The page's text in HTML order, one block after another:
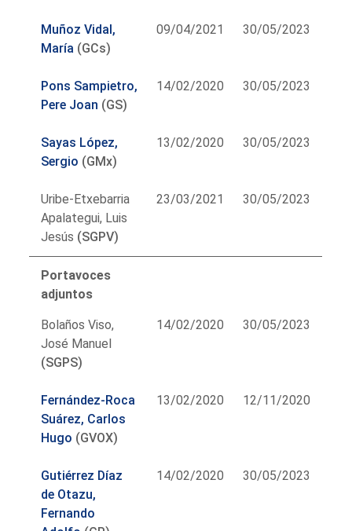
Muñoz Vidal,
María (GCs)
09/04/2021 30/05/2023
Pons Sampietro,
Pere Joan (GS)
14/02/2020 30/05/2023
Sayas López,
Sergio (GMx)
13/02/2020 30/05/2023
Uribe-Etxebarria
Apalategui, Luis
Jesús (SGPV)
23/03/2021 30/05/2023
Portavoces
adjuntos
Bolaños Viso,
José Manuel
(SGPS)
14/02/2020 30/05/2023
Fernández-Roca
Suárez, Carlos
Hugo (GVOX)
13/02/2020 12/11/2020
Gutiérrez Díaz
de Otazu,
Fernando
14/02/2020 30/05/2023